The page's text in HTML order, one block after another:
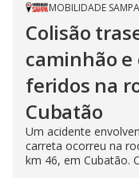
MOBILIDADE SAMPA
Colisão
caminhão
feridos na
Cubatão
Um acidente
carreta ocorreu na
km 46, em Cubatão.